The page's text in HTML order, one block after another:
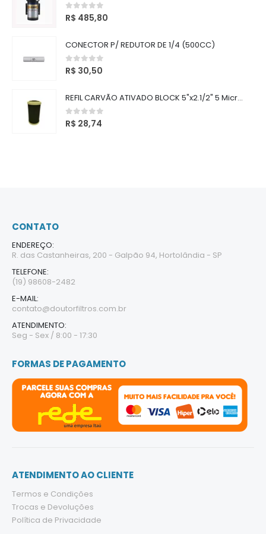
0out of 5
R$ 485,80
CONECTOR P/ REDUTOR DE 1/4 (500CC)
0out of 5
R$ 30,50
REFIL CARVÃO ATIVADO BLOCK 5"x2.1/2" 5 Micras
0out of 5
R$ 28,74
CONTATO
ENDEREÇO:
R. das Castanheiras, 200 - Galpão 94, Hortolândia - SP
TELEFONE:
(19) 98608-2482
E-MAIL:
contato@doutorfiltros.com.br
ATENDIMENTO:
Seg - Sex / 8:00 - 17:30
FORMAS DE PAGAMENTO
ATENDIMENTO AO CLIENTE
Termos e Condições
Trocas e Devoluções
Política de Privacidade